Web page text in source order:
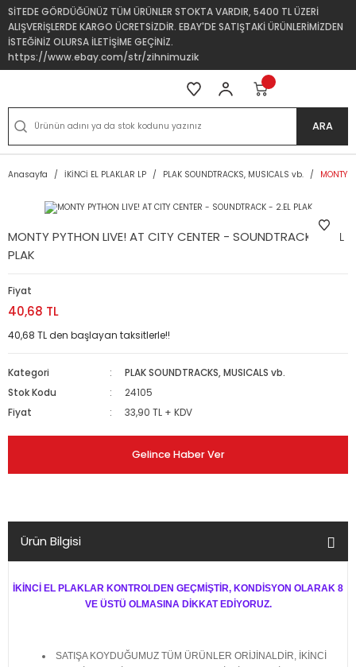
SİTEDE GÖRDÜĞÜNÜZ TÜM ÜRÜNLER STOKTA VARDIR, 5400 TL ÜZERİ
ALIŞVERİŞLERDE KARGO ÜCRETSİZDİR. EBAY'DE SATIŞTAKİ ÜRÜNLERİMİZDEN
İSTEĞİNİZ OLURSA İLETİŞİME GEÇİNİZ.
https://www.ebay.com/str/zihnimuzik
ARA
Anasayfa İKİNCİ EL PLAKLAR LP PLAK SOUNDTRACKS, MUSICALS vb. MONTY
MONTY PYTHON LIVE! AT CITY CENTER - SOUNDTRACK - 2.EL
PLAK
Fiyat
40,68 TL
40,68 TL den başlayan taksitlerle!!
Kategori
PLAK SOUNDTRACKS, MUSICALS vb.
Stok Kodu
24105
Fiyat
33,90 TL + KDV
Gelince Haber Ver
Ürün Bilgisi
İKİNCİ EL PLAKLAR KONTROLDEN GEÇMİŞTİR, KONDİSYON OLARAK 8
VE ÜSTÜ OLMASINA DİKKAT EDİYORUZ.
SATIŞA KOYDUĞUMUZ TÜM ÜRÜNLER ORİJİNALDİR, İKİNCİ